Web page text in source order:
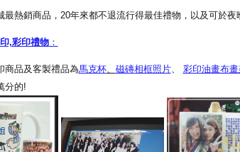
最熱銷商品，20年來都不退流行得最佳禮物，以及可於
,彩印禮物：
商品及客製禮品為馬克杯、 磁磚相框照片、 彩印油畫布畫
分的!